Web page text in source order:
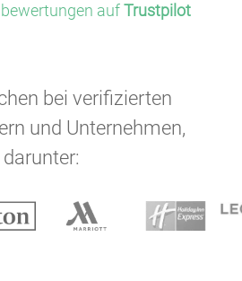
aufTrustpilot
bei verifizierten
und Unternehmen,
darunter: